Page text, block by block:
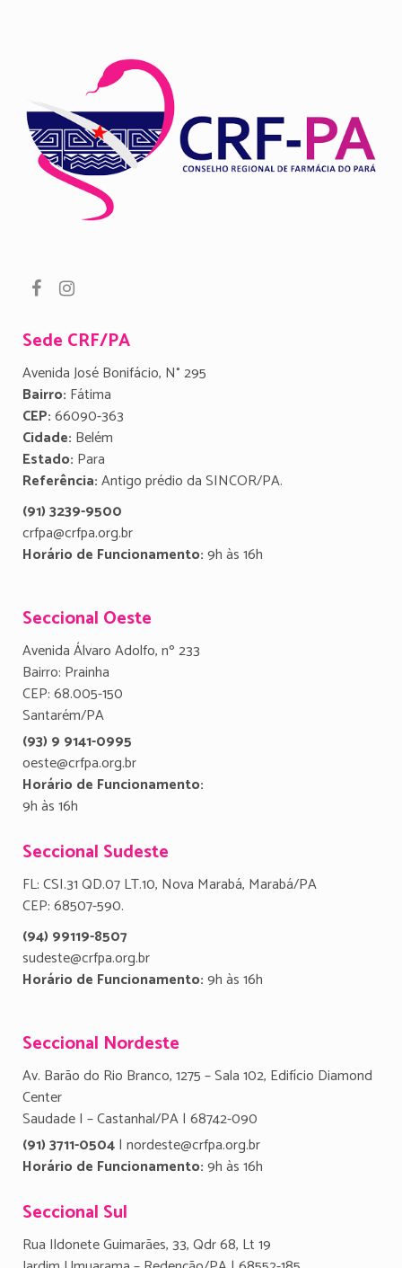
Sede CRF/PA
Avenida José Bonifácio, N° 295
Bairro: Fátima
CEP:66090-363
Cidade: Belém
Estado: Para
Referência:Antigo prédio da SINCOR/PA.
(91) 3239-9500
crfpa@crfpa.org.br
Horário de Funcionamento:9h às 16h
Seccional Oeste
Avenida Álvaro Adolfo, nº 233
Bairro: Prainha
CEP: 68.005-150
Santarém/PA
(93) 9 9141-0995
oeste@crfpa.org.br
Horário de Funcionamento:
9h às 16h
Seccional Sudeste
FL: CSI.31 QD.07 LT.10, Nova Marabá, Marabá/PA
CEP: 68507-590.
(94) 99119-8507
sudeste@crfpa.org.br
Horário de Funcionamento:9h às 16h
Seccional Nordeste
Av. Barão do Rio Branco, 1275 – Sala 102, Edifício Diamond
Center
Saudade I – Castanhal/PA | 68742-090
(91) 3711-0504| nordeste@crfpa.org.br
Horário de Funcionamento:9h às 16h
Seccional Sul
Rua Ildonete Guimarães, 33, Qdr 68, Lt 19